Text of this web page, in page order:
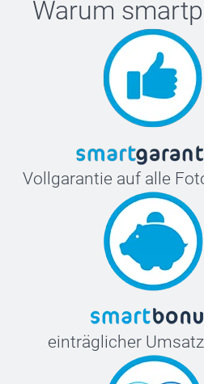
Warum
Vollgarantie auf alle
einträglicher